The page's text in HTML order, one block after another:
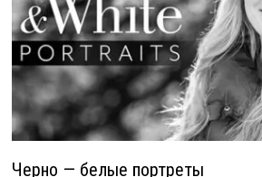
Черно — белые портреты